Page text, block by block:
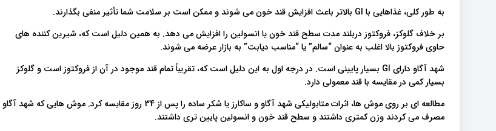
به طور کلی، غذاهایی با GI بالاتر باعث افزایش قند خون می شوند و ممکن است بر سلامت شما تأثیر منفی بگذارند.
بر خلاف گلوکز، فروکتوز دربلند مدت سطح قند خون یا انسولین را افزایش می دهد. به همین دلیل است که، شیرین کننده های
حاوی فروکتوز بالا اغلب به عنوان “سالم” یا “مناسب دیابت” به بازار عرضه می شوند.
شهد آگاو دارای GI بسیار پایینی است. در درجه اول به این دلیل است که، تقریباً تمام قند موجود در آن از فروکتوز است و گلوکز
بسیار کمی در مقایسه با قند معمولی دارد.
مطالعه ای بر روی موش ها، اثرات متابولیکی شهد آگاو و ساکارز یا شکر ساده را پس از 34 روز مقایسه کرد. موش هایی که شهد آگاو
مصرف می کردند وزن کمتری داشتند و سطح قند خون و انسولین پایین تری داشتند.